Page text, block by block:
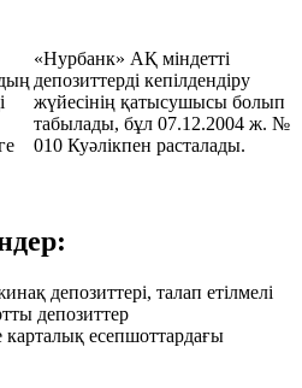
«Нурбанк» АҚ міндетті
депозиттерді кепілдендіру
жүйесінің қатысушысы болып
табылады, бұл 07.12.2004 ж. №
010 Куәлікпен расталады.
депозиттері, талап етілмелі
депозиттер
есепшоттардағы